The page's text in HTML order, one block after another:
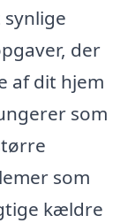
der
af dit hjem
som
som
kældre